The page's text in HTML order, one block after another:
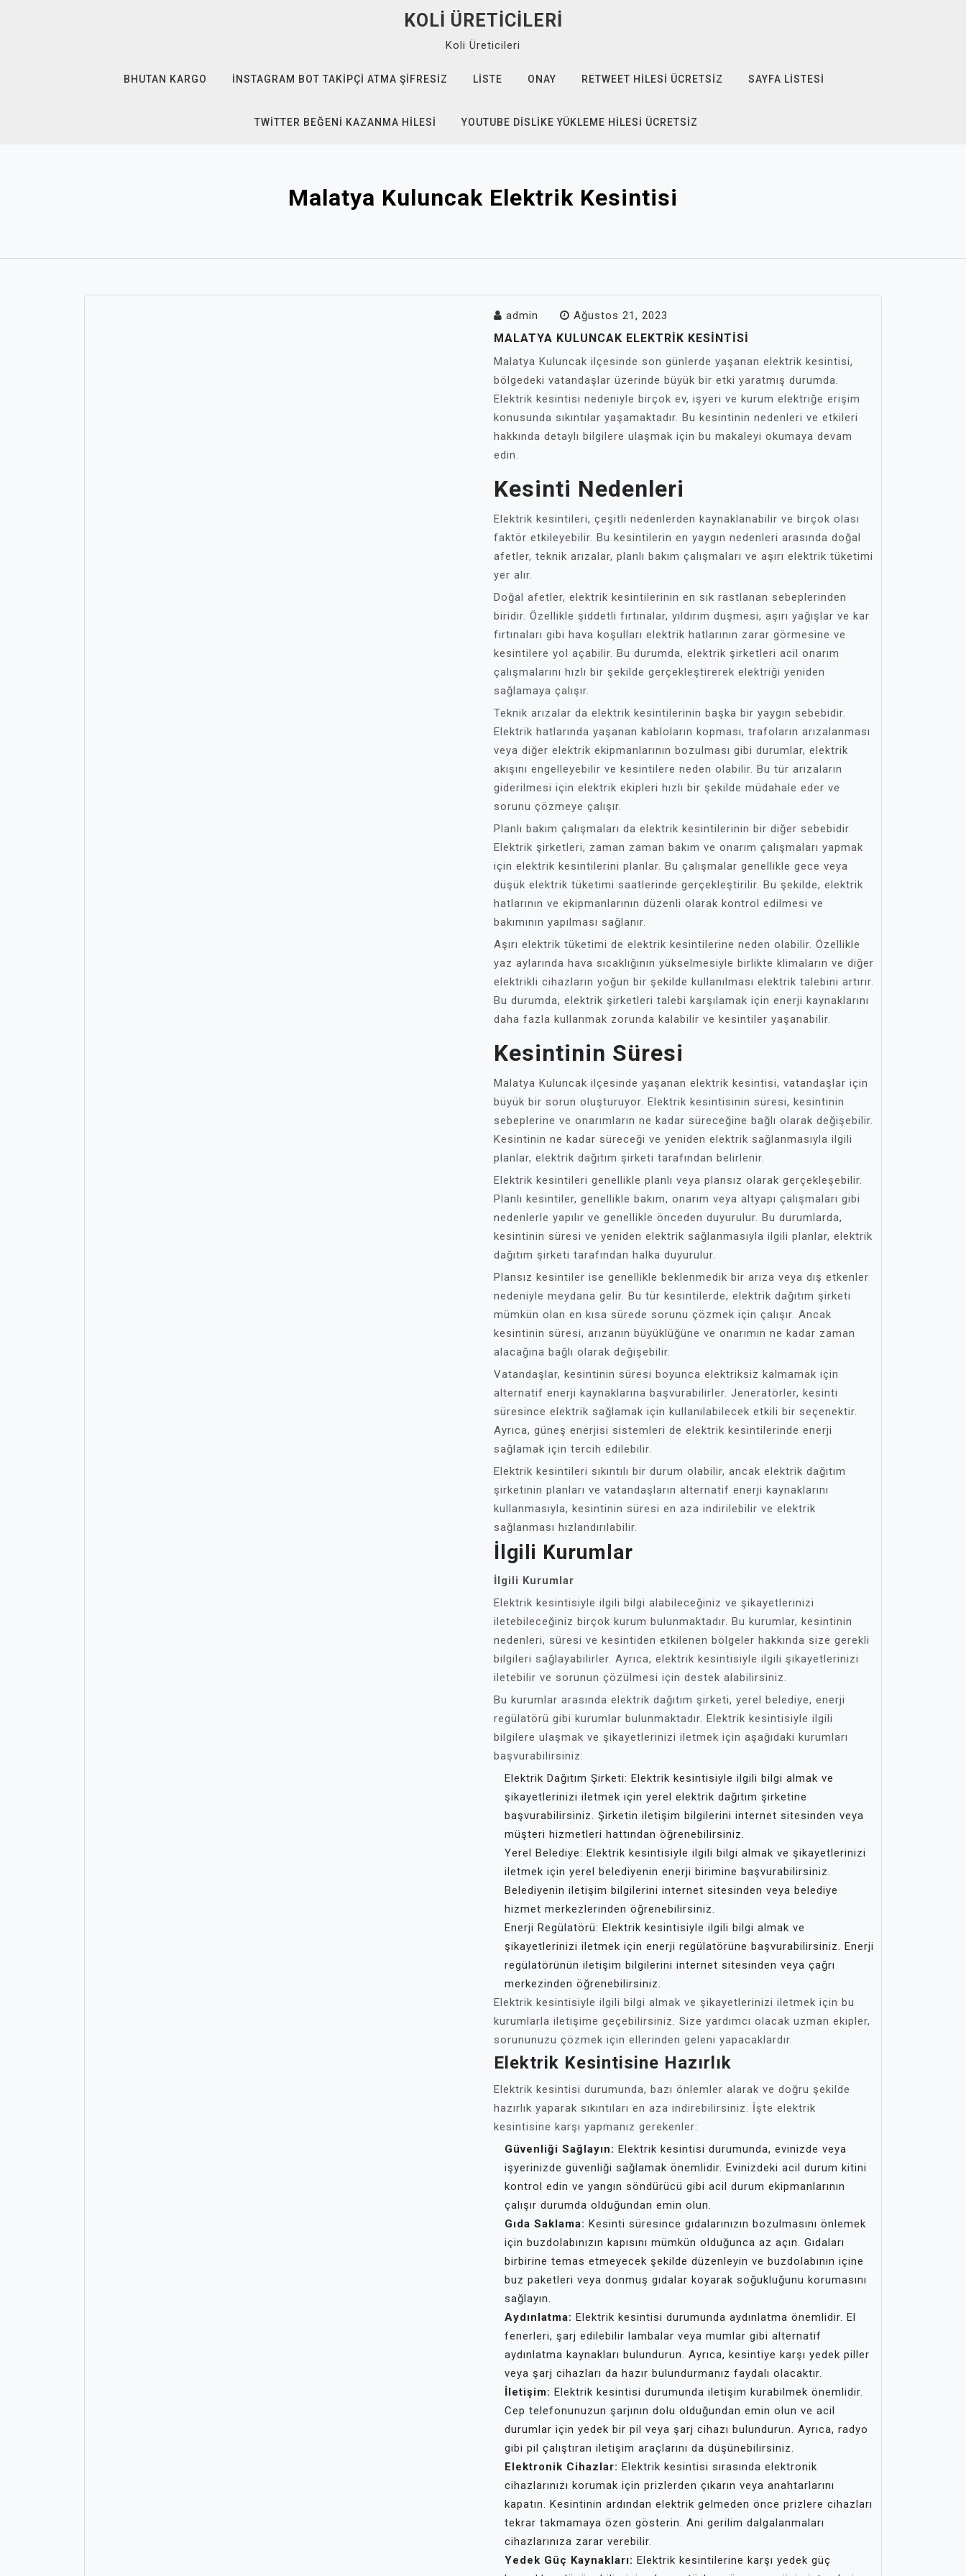
KOLI ÜRETICILERI
Koli Üreticileri
BHUTAN KARGO İNSTAGRAM BOT TAKIPÇI ATMA ŞIFRESIZ LISTE ONAY RETWEET HILESI ÜCRETSIZ SAYFA LISTESI
TWITTER BEĞENI KAZANMA HILESI YOUTUBE DISLIKE YÜKLEME HILESI ÜCRETSIZ
Malatya Kuluncak Elektrik Kesintisi
admin Ağustos 21, 2023
MALATYA KULUNCAK ELEKTRIK KESINTISI
Malatya Kuluncak ilçesinde son günlerde yaşanan elektrik kesintisi,
bölgedeki vatandaşlar üzerinde büyük bir etki yaratmış durumda.
Elektrik kesintisi nedeniyle birçok ev, işyeri ve kurum elektriğe erişim
konusunda sıkıntılar yaşamaktadır. Bu kesintinin nedenleri ve etkileri
hakkında detaylı bilgilere ulaşmak için bu makaleyi okumaya devam
edin.
Kesinti Nedenleri
Elektrik kesintileri, çeşitli nedenlerden kaynaklanabilir ve birçok olası
faktör etkileyebilir. Bu kesintilerin en yaygın nedenleri arasında doğal
afetler, teknik arızalar, planlı bakım çalışmaları ve aşırı elektrik tüketimi
yer alır.
Doğal afetler, elektrik kesintilerinin en sık rastlanan sebeplerinden
biridir. Özellikle şiddetli fırtınalar, yıldırım düşmesi, aşırı yağışlar ve kar
fırtınaları gibi hava koşulları elektrik hatlarının zarar görmesine ve
kesintilere yol açabilir. Bu durumda, elektrik şirketleri acil onarım
çalışmalarını hızlı bir şekilde gerçekleştirerek elektriği yeniden
sağlamaya çalışır.
Teknik arızalar da elektrik kesintilerinin başka bir yaygın sebebidir.
Elektrik hatlarında yaşanan kabloların kopması, trafoların arızalanması
veya diğer elektrik ekipmanlarının bozulması gibi durumlar, elektrik
akışını engelleyebilir ve kesintilere neden olabilir. Bu tür arızaların
giderilmesi için elektrik ekipleri hızlı bir şekilde müdahale eder ve
sorunu çözmeye çalışır.
Planlı bakım çalışmaları da elektrik kesintilerinin bir diğer sebebidir.
Elektrik şirketleri, zaman zaman bakım ve onarım çalışmaları yapmak
için elektrik kesintilerini planlar. Bu çalışmalar genellikle gece veya
düşük elektrik tüketimi saatlerinde gerçekleştirilir. Bu şekilde, elektrik
hatlarının ve ekipmanlarının düzenli olarak kontrol edilmesi ve
bakımının yapılması sağlanır.
Aşırı elektrik tüketimi de elektrik kesintilerine neden olabilir. Özellikle
yaz aylarında hava sıcaklığının yükselmesiyle birlikte klimaların ve diğer
elektrikli cihazların yoğun bir şekilde kullanılması elektrik talebini artırır.
Bu durumda, elektrik şirketleri talebi karşılamak için enerji kaynaklarını
daha fazla kullanmak zorunda kalabilir ve kesintiler yaşanabilir.
Kesintinin Süresi
Malatya Kuluncak ilçesinde yaşanan elektrik kesintisi, vatandaşlar için
büyük bir sorun oluşturuyor. Elektrik kesintisinin süresi, kesintinin
sebeplerine ve onarımların ne kadar süreceğine bağlı olarak değişebilir.
Kesintinin ne kadar süreceği ve yeniden elektrik sağlanmasıyla ilgili
planlar, elektrik dağıtım şirketi tarafından belirlenir.
Elektrik kesintileri genellikle planlı veya plansız olarak gerçekleşebilir.
Planlı kesintiler, genellikle bakım, onarım veya altyapı çalışmaları gibi
nedenlerle yapılır ve genellikle önceden duyurulur. Bu durumlarda,
kesintinin süresi ve yeniden elektrik sağlanmasıyla ilgili planlar, elektrik
dağıtım şirketi tarafından halka duyurulur.
Plansız kesintiler ise genellikle beklenmedik bir arıza veya dış etkenler
nedeniyle meydana gelir. Bu tür kesintilerde, elektrik dağıtım şirketi
mümkün olan en kısa sürede sorunu çözmek için çalışır. Ancak
kesintinin süresi, arızanın büyüklüğüne ve onarımın ne kadar zaman
alacağına bağlı olarak değişebilir.
Vatandaşlar, kesintinin süresi boyunca elektriksiz kalmamak için
alternatif enerji kaynaklarına başvurabilirler. Jeneratörler, kesinti
süresince elektrik sağlamak için kullanılabilecek etkili bir seçenektir.
Ayrıca, güneş enerjisi sistemleri de elektrik kesintilerinde enerji
sağlamak için tercih edilebilir.
Elektrik kesintileri sıkıntılı bir durum olabilir, ancak elektrik dağıtım
şirketinin planları ve vatandaşların alternatif enerji kaynaklarını
kullanmasıyla, kesintinin süresi en aza indirilebilir ve elektrik
sağlanması hızlandırılabilir.
İlgili Kurumlar
İlgili Kurumlar
Elektrik kesintisiyle ilgili bilgi alabileceğiniz ve şikayetlerinizi
iletebileceğiniz birçok kurum bulunmaktadır. Bu kurumlar, kesintinin
nedenleri, süresi ve kesintiden etkilenen bölgeler hakkında size gerekli
bilgileri sağlayabilirler. Ayrıca, elektrik kesintisiyle ilgili şikayetlerinizi
iletebilir ve sorunun çözülmesi için destek alabilirsiniz.
Bu kurumlar arasında elektrik dağıtım şirketi, yerel belediye, enerji
regülatörü gibi kurumlar bulunmaktadır. Elektrik kesintisiyle ilgili
bilgilere ulaşmak ve şikayetlerinizi iletmek için aşağıdaki kurumları
başvurabilirsiniz:
Elektrik Dağıtım Şirketi: Elektrik kesintisiyle ilgili bilgi almak ve
şikayetlerinizi iletmek için yerel elektrik dağıtım şirketine
başvurabilirsiniz. Şirketin iletişim bilgilerini internet sitesinden veya
müşteri hizmetleri hattından öğrenebilirsiniz.
Yerel Belediye: Elektrik kesintisiyle ilgili bilgi almak ve şikayetlerinizi
iletmek için yerel belediyenin enerji birimine başvurabilirsiniz.
Belediyenin iletişim bilgilerini internet sitesinden veya belediye
hizmet merkezlerinden öğrenebilirsiniz.
Enerji Regülatörü: Elektrik kesintisiyle ilgili bilgi almak ve
şikayetlerinizi iletmek için enerji regülatörüne başvurabilirsiniz. Enerji
regülatörünün iletişim bilgilerini internet sitesinden veya çağrı
merkezinden öğrenebilirsiniz.
Elektrik kesintisiyle ilgili bilgi almak ve şikayetlerinizi iletmek için bu
kurumlarla iletişime geçebilirsiniz. Size yardımcı olacak uzman ekipler,
sorununuzu çözmek için ellerinden geleni yapacaklardır.
Elektrik Kesintisine Hazırlık
Elektrik kesintisi durumunda, bazı önlemler alarak ve doğru şekilde
hazırlık yaparak sıkıntıları en aza indirebilirsiniz. İşte elektrik
kesintisine karşı yapmanız gerekenler:
Güvenliği Sağlayın: Elektrik kesintisi durumunda, evinizde veya
işyerinizde güvenliği sağlamak önemlidir. Evinizdeki acil durum kitini
kontrol edin ve yangın söndürücü gibi acil durum ekipmanlarının
çalışır durumda olduğundan emin olun.
Gıda Saklama: Kesinti süresince gıdalarınızın bozulmasını önlemek
için buzdolabınızın kapısını mümkün olduğunca az açın. Gıdaları
birbirine temas etmeyecek şekilde düzenleyin ve buzdolabının içine
buz paketleri veya donmuş gıdalar koyarak soğukluğunu korumasını
sağlayın.
Aydınlatma: Elektrik kesintisi durumunda aydınlatma önemlidir. El
fenerleri, şarj edilebilir lambalar veya mumlar gibi alternatif
aydınlatma kaynakları bulundurun. Ayrıca, kesintiye karşı yedek piller
veya şarj cihazları da hazır bulundurmanız faydalı olacaktır.
İletişim: Elektrik kesintisi durumunda iletişim kurabilmek önemlidir.
Cep telefonunuzun şarjının dolu olduğundan emin olun ve acil
durumlar için yedek bir pil veya şarj cihazı bulundurun. Ayrıca, radyo
gibi pil çalıştıran iletişim araçlarını da düşünebilirsiniz.
Elektronik Cihazlar: Elektrik kesintisi sırasında elektronik
cihazlarınızı korumak için prizlerden çıkarın veya anahtarlarını
kapatın. Kesintinin ardından elektrik gelmeden önce prizlere cihazları
tekrar takmamaya özen gösterin. Ani gerilim dalgalanmaları
cihazlarınıza zarar verebilir.
Yedek Güç Kaynakları: Elektrik kesintilerine karşı yedek güç